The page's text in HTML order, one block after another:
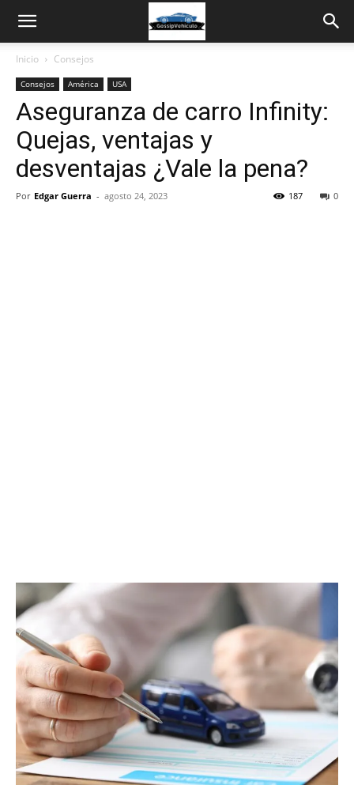
Inicio Consejos
Consejos América USA
Aseguranza de carro Infinity:
Quejas, ventajas y
desventajas ¿Vale la pena?
Por Edgar Guerra - agosto 24, 2023 0
187